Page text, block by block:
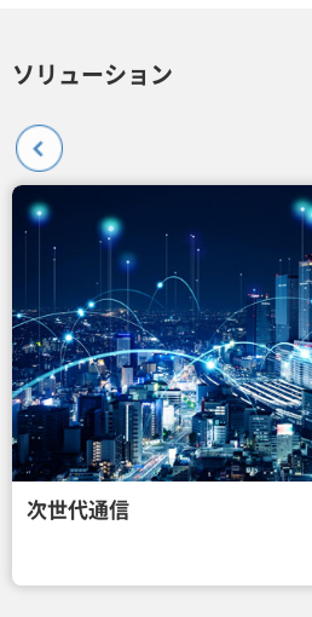
ソリューション
次世代通信